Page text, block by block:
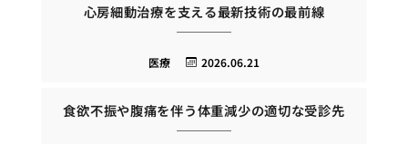
心房細動治療を支える最新技術の最前線
2026.06.21
医療
食欲不振や腹痛を伴う体重減少の適切な受診先